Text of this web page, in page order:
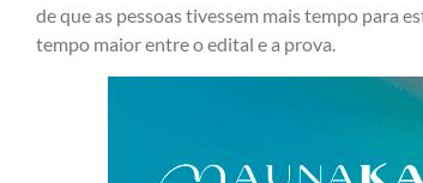
de que as pessoas tivessem mais tempo para
tempo maior entre o edital e a prova.